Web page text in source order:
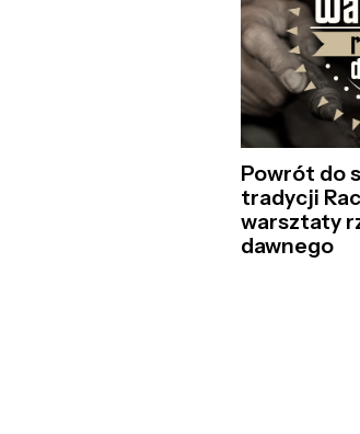
Powrót do
tradycji
warsztaty
dawnego